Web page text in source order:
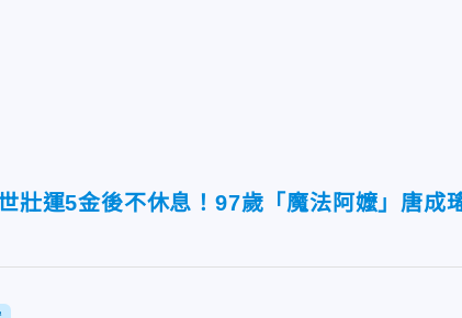
壯運5金後不休息！97歲「魔法阿嬤」唐成